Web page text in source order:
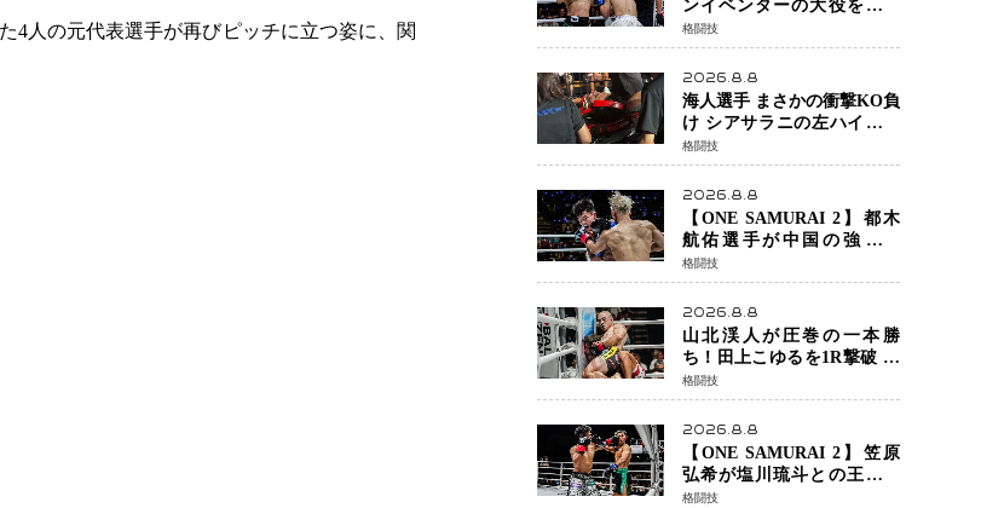
4人の元代表選手が再びピッチに立つ姿に、関
ンイベンターの大役をしっ
かりやってのけた野杁正明
が衝撃のリベンジ！ リ
ウ・メンヤンを1R・2分59秒
KO、左カウンターで完全決
着
格闘技
2026.8.8
海人選手 まさかの衝撃KO負
け シアサラニの左ハイが炸
裂 リベンジ戦は一瞬で決着
格闘技
2026.8.8
【ONE SAMURAI 2】都木
航佑選手が中国の強豪ル
オ・チャオ選手の猛攻を受
けながらも的確な攻撃で応
戦 最後まで打ち合うも判
定でチャオに軍配
格闘技
2026.8.8
山北渓人が圧巻の一本勝
ち！田上こゆるを1R撃破 ケ
ルベロスチョークで存在感
を示す
格闘技
2026.8.8
【ONE SAMURAI 2】笠原
弘希が塩川琉斗との王者対
決を制す 圧力で主導権を握
格闘技